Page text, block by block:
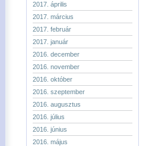
2017. április
2017. március
2017. február
2017. január
2016. december
2016. november
2016. október
2016. szeptember
2016. augusztus
2016. július
2016. június
2016. május